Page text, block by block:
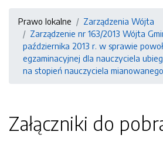
Prawo lokalne
Zarządzenia Wójta
Zarządzenie nr 163/2013 Wójta
października 2013 r. w sprawie
egzaminacyjnej dla nauczyciela
na stopień nauczyciela mianowanego
Załączniki do